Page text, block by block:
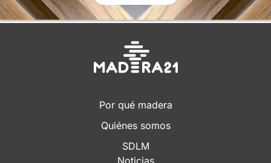
Por qué madera
Quiénes somos
SDLM
Noticias